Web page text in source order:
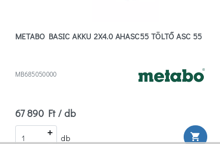
METABO BASIC AKKU 2X4.0 AHASC55 TÖLTŐ ASC 55
MB685050000
67 890 Ft / db
db shopping_cart